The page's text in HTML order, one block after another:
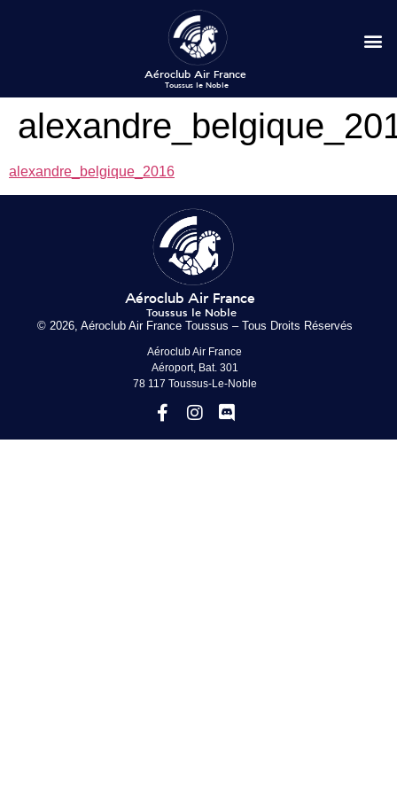
alexandre_belgique_2016
© 2026, Aéroclub Air France Toussus – Tous Droits Réservés
Aéroclub Air France
Aéroport, Bat. 301
78 117 Toussus-Le-Noble